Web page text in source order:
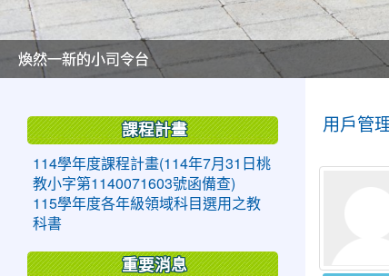
美麗的操場是我們活力的來源
美麗的操場是我們活力的來源
煥然一新的小司令台
煥然一新的小司令台
富含桃園埤塘田園風光意象的中廊
富含桃園埤塘田園風光意象的中廊
嶄新的中庭廣場
嶄新的中庭廣場
水生池生生不息
水生池生生不息
用戶管
課程計畫
114學年度課程計畫(114年7月31日桃
教小字第1140071603號函備查)
115學年度各年級領域科目選用之教
科書
重要消息